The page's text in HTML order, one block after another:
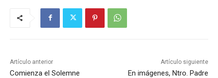
Artículo anterior
Comienza el Solemne
Artículo siguiente
En imágenes, Ntro. Padre